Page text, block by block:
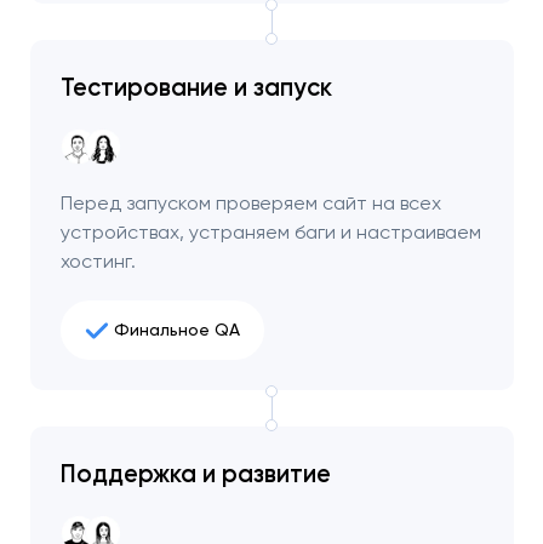
Тестирование и запуск
Перед запуском проверяем сайт на всех
устройствах, устраняем баги и настраиваем
хостинг.
Финальное QA
Поддержка и развитие